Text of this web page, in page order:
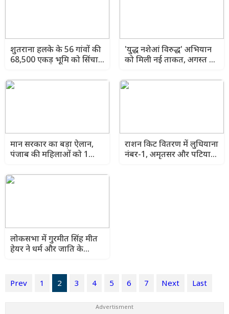
शुतराना हलके के 56 गांवों की
68,500 एकड़ भूमि को सिंचाई
बरिंदर कुमार गोयल
'युद्ध नशेआं विरुद्ध' अभियान
को मिली नई ताकत, अगस्त से
Fellows के नए आवेदन
मान सरकार का बड़ा ऐलान,
पंजाब की महिलाओं को 1
राशन किट वितरण में लुधियाना
नंबर-1, अमृतसर और पटियाला
लोकसभा में गुरमीत सिंह मीत
हेयर ने धर्म और जाति के
Prev 1 2 3 4 5 6 7 Next Last